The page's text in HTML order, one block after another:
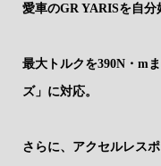
愛車のGR YARISを自
最大トルクを390N・m
ズ」に対応。
さらに、アクセルレス